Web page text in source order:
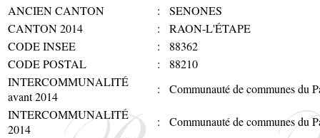
ANCIEN CANTON :
SENONES
CANTON 2014
:
RAON-L'ÉTAPE
CODE INSEE
:
88362
CODE POSTAL
:
88210
INTERCOMMUNALITÉ
avant 2014
:
Communauté de communes du
INTERCOMMUNALITÉ
2014
:
Communauté de communes du